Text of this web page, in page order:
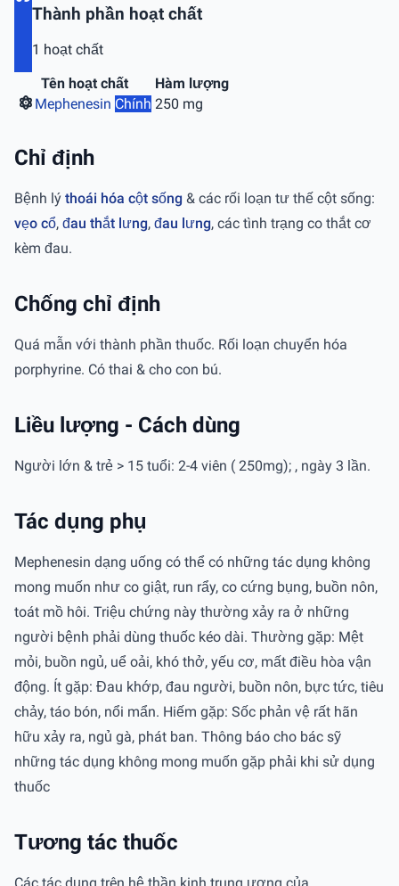
Thành phần hoạt chất
1 hoạt chất
Tên hoạt chất
Hàm lượng
Mephenesin Chính 250 mg
Chỉ định
Bệnh lý thoái hóa cột sống & các rối loạn tư thế cột sống:
vẹo cổ, đau thắt lưng, đau lưng, các tình trạng co thắt cơ
kèm đau.
Chống chỉ định
Quá mẫn với thành phần thuốc. Rối loạn chuyển hóa
porphyrine. Có thai & cho con bú.
Liều lượng - Cách dùng
Người lớn & trẻ > 15 tuổi: 2-4 viên ( 250mg); , ngày 3 lần.
Tác dụng phụ
Mephenesin dạng uống có thể có những tác dụng không
mong muốn như co giật, run rẩy, co cứng bụng, buồn nôn,
toát mồ hôi. Triệu chứng này thường xảy ra ở những
người bệnh phải dùng thuốc kéo dài. Thường gặp: Mệt
mỏi, buồn ngủ, uể oải, khó thở, yếu cơ, mất điều hòa vận
động. Ít gặp: Đau khớp, đau người, buồn nôn, bực tức, tiêu
chảy, táo bón, nổi mẩn. Hiếm gặp: Sốc phản vệ rất hãn
hữu xảy ra, ngủ gà, phát ban. Thông báo cho bác sỹ
những tác dụng không mong muốn gặp phải khi sử dụng
thuốc
Tương tác thuốc
Các tác dụng trên hệ thần kinh trung ương của